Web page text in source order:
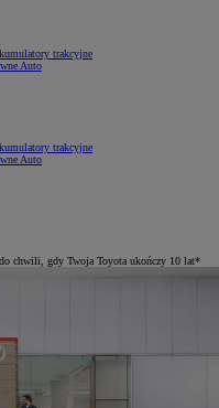
trakcyjne
Auto
trakcyjne
Auto
chwili, gdy Twoja Toyota ukończy 10 lat*